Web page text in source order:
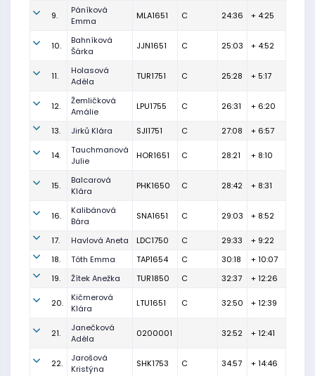
9.
Páníková
Emma
MLA1651 C 24:36 + 4:25
10.
Bahníková
Šárka
JJN1651 C 25:03 + 4:52
11.
Holasová
Adéla
TUR1751 C 25:28 + 5:17
12.
Žemličková
Amálie
LPU1755 C 26:31 + 6:20
13. Jirků Klára SJI1751 C 27:08 + 6:57
14.
Tauchmanová
Julie
HOR1651 C 28:21 + 8:10
15.
Balcarová
Klára
PHK1650 C 28:42 + 8:31
16.
Kalibánová
Bára
SNA1651 C 29:03 + 8:52
17. Havlová Aneta LDC1750 C 29:33
+ 9:22
18.
Tóth Emma TAP1654 C 30:18
+ 10:07
19.
Žítek Anežka TUR1850 C 32:37 + 12:26
20.
Kičmerová
Klára
LTU1651 C 32:50 + 12:39
21.
Janečková
Adéla
0200001 32:52 + 12:41
22.
Jarošová
Kristýna
SHK1753 C 34:57 + 14:46